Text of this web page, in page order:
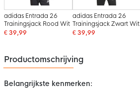
adidas Entrada 26
Trainingsjack Rood Wit
€ 39,99
adidas Entrada 26
Trainingsjack Zwart Wit
€ 39,99
Productomschrijving
Belangrijkste kenmerken: